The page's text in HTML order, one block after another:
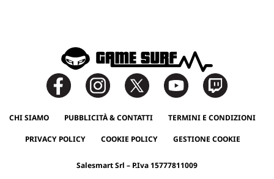
CHI SIAMO PUBBLICITÀ & CONTATTI TERMINI E CONDIZIONI
PRIVACY POLICY COOKIE POLICY GESTIONE COOKIE
Salesmart Srl – P.Iva 15777811009